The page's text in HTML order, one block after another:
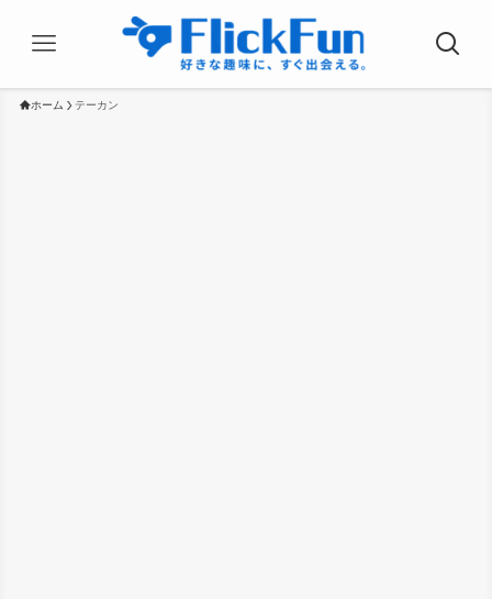
ホーム テーカン